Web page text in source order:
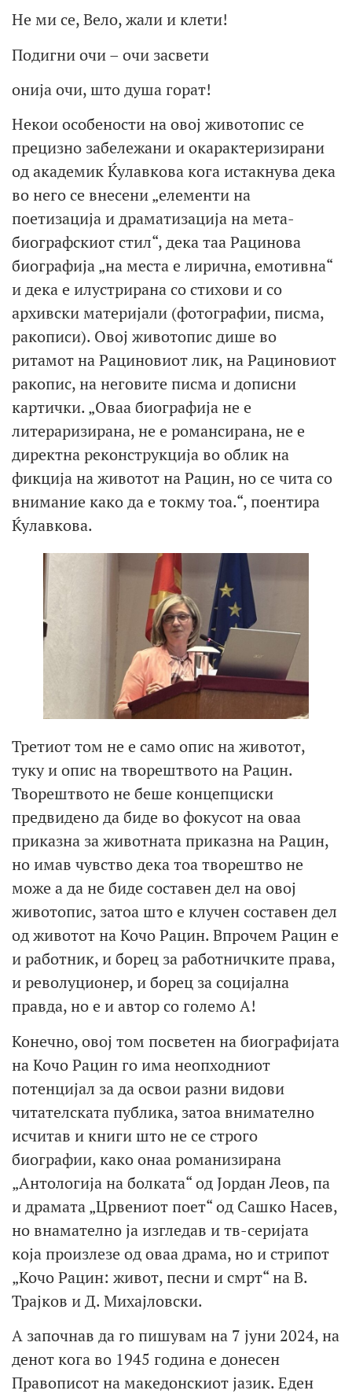
Не ми се, Вело, жали и клети!
Подигни очи – очи засвети
онија очи, што душа горат!
Некои особености на овој животопис се
прецизно забележани и окарактеризирани
од академик Ќулавкова кога истакнува дека
во него се внесени „елементи на
поетизација и драматизација на мета-
биографскиот стил“, дека таа Рацинова
биографија „на места е лирична, емотивна“
и дека е илустрирана со стихови и со
архивски материјали (фотографии, писма,
ракописи). Овој животопис дише во
ритамот на Рациновиот лик, на Рациновиот
ракопис, на неговите писма и дописни
картички. „Оваа биографија не е
литераризирана, не е романсирана, не е
директна реконструкција во облик на
фикција на животот на Рацин, но се чита со
внимание како да е токму тоа.“, поентира
Ќулавкова.
Третиот том не е само опис на животот,
туку и опис на творештвото на Рацин.
Творештвото не беше концепциски
предвидено да биде во фокусот на оваа
приказна за животната приказна на Рацин,
но имав чувство дека тоа творештво не
може а да не биде составен дел на овој
животопис, затоа што е клучен составен дел
од животот на Кочо Рацин. Впрочем Рацин е
и работник, и борец за работничките права,
и револуционер, и борец за социјална
правда, но е и автор со големо А!
Конечно, овој том посветен на биографијата
на Кочо Рацин го има неопходниот
потенцијал за да освои разни видови
читателската публика, затоа внимателно
исчитав и книги што не се строго
биографии, како онаа романизирана
„Антологија на болката“ од Јордан Леов, па
и драмата „Црвениот поет“ од Сашко Насев,
но внамателно ја изгледав и тв-серијата
која произлезе од оваа драма, но и стрипот
„Кочо Рацин: живот, песни и смрт“ на В.
Трајков и Д. Михајловски.
А започнав да го пишувам на 7 јуни 2024, на
денот кога во 1945 година е донесен
Правописот на македонскиот јазик. Еден